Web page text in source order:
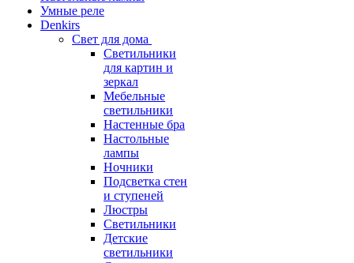
Умные реле
Denkirs
Свет для дома
Светильники
для картин и
зеркал
Мебельные
светильники
Настенные бра
Настольные
лампы
Ночники
Подсветка стен
и ступеней
Люстры
Светильники
Детские
светильники